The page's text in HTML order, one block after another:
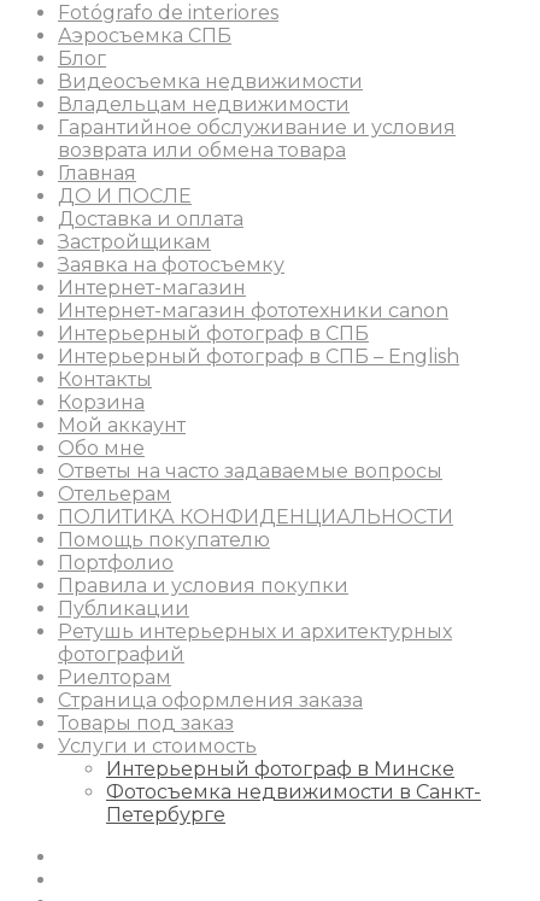
Fotógrafo de interiores
Аэросъемка СПБ
Блог
Видеосъемка недвижимости
Владельцам недвижимости
Гарантийное обслуживание и условия
возврата или обмена товара
Главная
ДО И ПОСЛЕ
Доставка и оплата
Застройщикам
Заявка на фотосъемку
Интернет-магазин
Интернет-магазин фототехники canon
Интерьерный фотограф в СПБ
Интерьерный фотограф в СПБ – English
Контакты
Корзина
Мой аккаунт
Обо мне
Ответы на часто задаваемые вопросы
Отельерам
ПОЛИТИКА КОНФИДЕНЦИАЛЬНОСТИ
Помощь покупателю
Портфолио
Правила и условия покупки
Публикации
Ретушь интерьерных и архитектурных
фотографий
Риелторам
Страница оформления заказа
Товары под заказ
Услуги и стоимость
Интерьерный фотограф в Минске
Фотосъемка недвижимости в Санкт-
Петербурге